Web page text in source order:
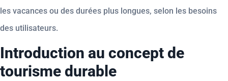
les vacances ou des durées plus longues, selon les besoins
des utilisateurs.
Introduction au concept de
tourisme durable